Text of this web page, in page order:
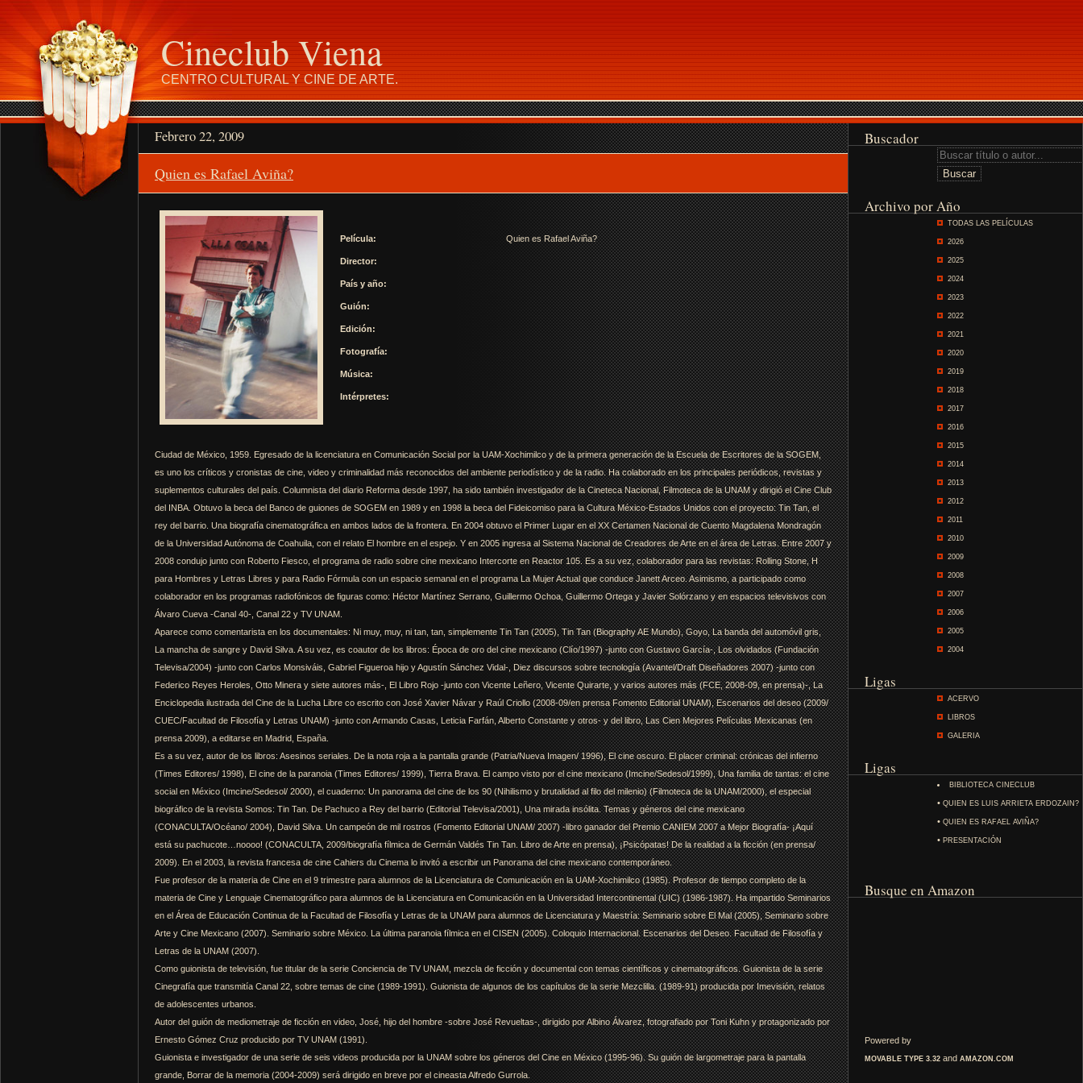
Cineclub Viena
CENTRO CULTURAL Y CINE DE ARTE.
Febrero 22, 2009
Quien es Rafael Aviña?
Película: Quien es Rafael Aviña?
Director:
País y año:
Guión:
Edición:
Fotografía:
Música:
Intérpretes:
Ciudad de México, 1959. Egresado de la licenciatura en Comunicación Social por la UAM-Xochimilco y de la primera generación de la Escuela de Escritores de la SOGEM,
es uno los críticos y cronistas de cine, video y criminalidad más reconocidos del ambiente periodístico y de la radio. Ha colaborado en los principales periódicos, revistas y
suplementos culturales del país. Columnista del diario Reforma desde 1997, ha sido también investigador de la Cineteca Nacional, Filmoteca de la UNAM y dirigió el Cine Club
del INBA. Obtuvo la beca del Banco de guiones de SOGEM en 1989 y en 1998 la beca del Fideicomiso para la Cultura México-Estados Unidos con el proyecto: Tin Tan, el
rey del barrio. Una biografía cinematográfica en ambos lados de la frontera. En 2004 obtuvo el Primer Lugar en el XX Certamen Nacional de Cuento Magdalena Mondragón
de la Universidad Autónoma de Coahuila, con el relato El hombre en el espejo. Y en 2005 ingresa al Sistema Nacional de Creadores de Arte en el área de Letras. Entre 2007 y
2008 condujo junto con Roberto Fiesco, el programa de radio sobre cine mexicano Intercorte en Reactor 105. Es a su vez, colaborador para las revistas: Rolling Stone, H
para Hombres y Letras Libres y para Radio Fórmula con un espacio semanal en el programa La Mujer Actual que conduce Janett Arceo. Asimismo, a participado como
colaborador en los programas radiofónicos de figuras como: Héctor Martínez Serrano, Guillermo Ochoa, Guillermo Ortega y Javier Solórzano y en espacios televisivos con
Álvaro Cueva -Canal 40-, Canal 22 y TV UNAM.
Aparece como comentarista en los documentales: Ni muy, muy, ni tan, tan, simplemente Tin Tan (2005), Tin Tan (Biography AE Mundo), Goyo, La banda del automóvil gris,
La mancha de sangre y David Silva. A su vez, es coautor de los libros: Época de oro del cine mexicano (Clío/1997) -junto con Gustavo García-, Los olvidados (Fundación
Televisa/2004) -junto con Carlos Monsiváis, Gabriel Figueroa hijo y Agustín Sánchez Vidal-, Diez discursos sobre tecnología (Avantel/Draft Diseñadores 2007) -junto con
Federico Reyes Heroles, Otto Minera y siete autores más-, El Libro Rojo -junto con Vicente Leñero, Vicente Quirarte, y varios autores más (FCE, 2008-09, en prensa)-, La
Enciclopedia ilustrada del Cine de la Lucha Libre co escrito con José Xavier Návar y Raúl Criollo (2008-09/en prensa Fomento Editorial UNAM), Escenarios del deseo (2009/
CUEC/Facultad de Filosofía y Letras UNAM) -junto con Armando Casas, Leticia Farfán, Alberto Constante y otros- y del libro, Las Cien Mejores Películas Mexicanas (en
prensa 2009), a editarse en Madrid, España.
Es a su vez, autor de los libros: Asesinos seriales. De la nota roja a la pantalla grande (Patria/Nueva Imagen/ 1996), El cine oscuro. El placer criminal: crónicas del infierno
(Times Editores/ 1998), El cine de la paranoia (Times Editores/ 1999), Tierra Brava. El campo visto por el cine mexicano (Imcine/Sedesol/1999), Una familia de tantas: el cine
social en México (Imcine/Sedesol/ 2000), el cuaderno: Un panorama del cine de los 90 (Nihilismo y brutalidad al filo del milenio) (Filmoteca de la UNAM/2000), el especial
biográfico de la revista Somos: Tin Tan. De Pachuco a Rey del barrio (Editorial Televisa/2001), Una mirada insólita. Temas y géneros del cine mexicano
(CONACULTA/Océano/ 2004), David Silva. Un campeón de mil rostros (Fomento Editorial UNAM/ 2007) -libro ganador del Premio CANIEM 2007 a Mejor Biografía- ¡Aquí
está su pachucote…noooo! (CONACULTA, 2009/biografía fílmica de Germán Valdés Tin Tan. Libro de Arte en prensa), ¡Psicópatas! De la realidad a la ficción (en prensa/
2009). En el 2003, la revista francesa de cine Cahiers du Cinema lo invitó a escribir un Panorama del cine mexicano contemporáneo.
Fue profesor de la materia de Cine en el 9 trimestre para alumnos de la Licenciatura de Comunicación en la UAM-Xochimilco (1985). Profesor de tiempo completo de la
materia de Cine y Lenguaje Cinematográfico para alumnos de la Licenciatura en Comunicación en la Universidad Intercontinental (UIC) (1986-1987). Ha impartido Seminarios
en el Área de Educación Continua de la Facultad de Filosofía y Letras de la UNAM para alumnos de Licenciatura y Maestría: Seminario sobre El Mal (2005), Seminario sobre
Arte y Cine Mexicano (2007). Seminario sobre México. La última paranoia fílmica en el CISEN (2005). Coloquio Internacional. Escenarios del Deseo. Facultad de Filosofía y
Letras de la UNAM (2007).
Como guionista de televisión, fue titular de la serie Conciencia de TV UNAM, mezcla de ficción y documental con temas científicos y cinematográficos. Guionista de la serie
Cinegrafía que transmitía Canal 22, sobre temas de cine (1989-1991). Guionista de algunos de los capítulos de la serie Mezclilla. (1989-91) producida por Imevisión, relatos
de adolescentes urbanos.
Autor del guión de mediometraje de ficción en video, José, hijo del hombre -sobre José Revueltas-, dirigido por Albino Álvarez, fotografiado por Toni Kuhn y protagonizado por
Ernesto Gómez Cruz producido por TV UNAM (1991).
Guionista e investigador de una serie de seis videos producida por la UNAM sobre los géneros del Cine en México (1995-96). Su guión de largometraje para la pantalla
grande, Borrar de la memoria (2004-2009) será dirigido en breve por el cineasta Alfredo Gurrola.
Buscador
Archivo por Año
TODAS LAS PELÍCULAS
2026
2025
2024
2023
2022
2021
2020
2019
2018
2017
2016
2015
2014
2013
2012
2011
2010
2009
2008
2007
2006
2005
2004
Ligas
ACERVO
LIBROS
GALERIA
Ligas
BIBLIOTECA CINECLUB
• QUIEN ES LUIS ARRIETA ERDOZAIN?
• QUIEN ES RAFAEL AVIÑA?
• PRESENTACIÓN
Busque en Amazon
Powered by
MOVABLE TYPE 3.32 and AMAZON.COM